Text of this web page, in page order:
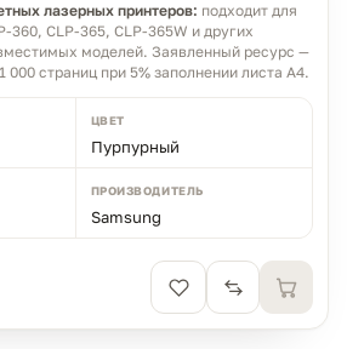
лазерных принтеров: подходит для
360, CLP-365, CLP-365W и других
моделей. Заявленный ресурс —
000 страниц при 5% заполнении листа A4.
ЦВЕТ
Пурпурный
ПРОИЗВОДИТЕЛЬ
Samsung
в рабочее время
MAX WhatsApp Telegram
neoprint_ykt@mail.ru
действия
Статус заказа
Подбор картриджа